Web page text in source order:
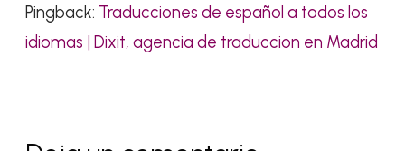
Pingback: Traducciones de español a todos los
idiomas | Dixit, agencia de traduccion en Madrid